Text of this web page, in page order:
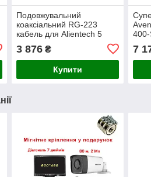
Подовжувальний
коаксіальний RG-223
кабель для Alientech 5
PROQMA8000QMA/RG223
3 876₴
Купити
7